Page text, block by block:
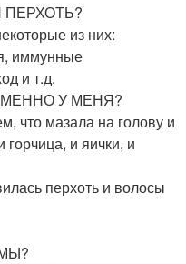
из них:
иммунные
и т.д.
У МЕНЯ?
что мазала на голову и
и яички, и
перхоть и волосы